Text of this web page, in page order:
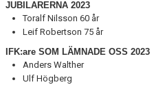
JUBILARERNA 2023
Toralf Nilsson 60 år
Leif Robertson 75 år
IFK:are SOM LÄMNADE OSS 2023
Anders Walther
Ulf Högberg